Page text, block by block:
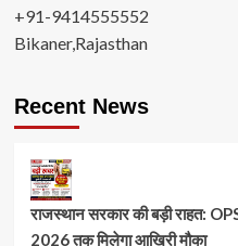
+91-9414555552
Bikaner,Rajasthan
Recent News
राजस्थान सरकार की बड़ी राहत:
2026 तक मिलेगा आखिरी मौका